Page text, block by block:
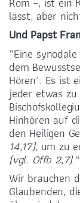
lässt, aber
Und Papst
„Eine
dem
Hören‘. Es ist
jeder etwas
Hinhören auf
den Heiligen
14,17),um zu
(vgl. Offb 2,7).“
Wir brauchen
Glaubenden,